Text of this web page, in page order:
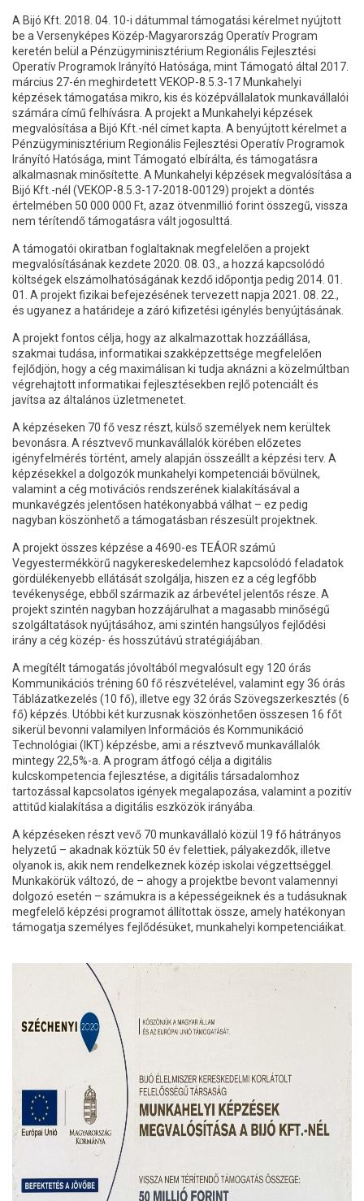
A Bijó Kft. 2018. 04. 10-i dátummal támogatási kérelmet nyújtott
be a Versenyképes Közép-Magyarország Operatív Program
keretén belül a Pénzügyminisztérium Regionális Fejlesztési
Operatív Programok Irányító Hatósága, mint Támogató által 2017.
március 27-én meghirdetett VEKOP-8.5.3-17 Munkahelyi
képzések támogatása mikro, kis és középvállalatok munkavállalói
számára című felhívásra. A projekt a Munkahelyi képzések
megvalósítása a Bijó Kft.-nél címet kapta. A benyújtott kérelmet a
Pénzügyminisztérium Regionális Fejlesztési Operatív Programok
Irányító Hatósága, mint Támogató elbírálta, és támogatásra
alkalmasnak minősítette. A Munkahelyi képzések megvalósítása a
Bijó Kft.-nél (VEKOP-8.5.3-17-2018-00129) projekt a döntés
értelmében 50 000 000 Ft, azaz ötvenmillió forint összegű, vissza
nem térítendő támogatásra vált jogosulttá.
A támogatói okiratban foglaltaknak megfelelően a projekt
megvalósításának kezdete 2020. 08. 03., a hozzá kapcsolódó
költségek elszámolhatóságának kezdő időpontja pedig 2014. 01.
01. A projekt fizikai befejezésének tervezett napja 2021. 08. 22.,
és ugyanez a határideje a záró kifizetési igénylés benyújtásának.
A projekt fontos célja, hogy az alkalmazottak hozzáállása,
szakmai tudása, informatikai szakképzettsége megfelelően
fejlődjön, hogy a cég maximálisan ki tudja aknázni a közelmúltban
végrehajtott informatikai fejlesztésekben rejlő potenciált és
javítsa az általános üzletmenetet.
A képzéseken 70 fő vesz részt, külső személyek nem kerültek
bevonásra. A résztvevő munkavállalók körében előzetes
igényfelmérés történt, amely alapján összeállt a képzési terv. A
képzésekkel a dolgozók munkahelyi kompetenciái bővülnek,
valamint a cég motivációs rendszerének kialakításával a
munkavégzés jelentősen hatékonyabbá válhat – ez pedig
nagyban köszönhető a támogatásban részesült projektnek.
A projekt összes képzése a 4690-es TEÁOR számú
Vegyestermékkörű nagykereskedelemhez kapcsolódó feladatok
gördülékenyebb ellátását szolgálja, hiszen ez a cég legfőbb
tevékenysége, ebből származik az árbevétel jelentős része. A
projekt szintén nagyban hozzájárulhat a magasabb minőségű
szolgáltatások nyújtásához, ami szintén hangsúlyos fejlődési
irány a cég közép- és hosszútávú stratégiájában.
A megítélt támogatás jóvoltából megvalósult egy 120 órás
Kommunikációs tréning 60 fő részvételével, valamint egy 36 órás
Táblázatkezelés (10 fő), illetve egy 32 órás Szövegszerkesztés (6
fő) képzés. Utóbbi két kurzusnak köszönhetően összesen 16 főt
sikerül bevonni valamilyen Információs és Kommunikáció
Technológiai (IKT) képzésbe, ami a résztvevő munkavállalók
mintegy 22,5%-a. A program átfogó célja a digitális
kulcskompetencia fejlesztése, a digitális társadalomhoz
tartozással kapcsolatos igények megalapozása, valamint a pozitív
attitűd kialakítása a digitális eszközök irányába.
A képzéseken részt vevő 70 munkavállaló közül 19 fő hátrányos
helyzetű – akadnak köztük 50 év felettiek, pályakezdők, illetve
olyanok is, akik nem rendelkeznek közép iskolai végzettséggel.
Munkakörük változó, de – ahogy a projektbe bevont valamennyi
dolgozó esetén – számukra is a képességeiknek és a tudásuknak
megfelelő képzési programot állítottak össze, amely hatékonyan
támogatja személyes fejlődésüket, munkahelyi kompetenciáikat.